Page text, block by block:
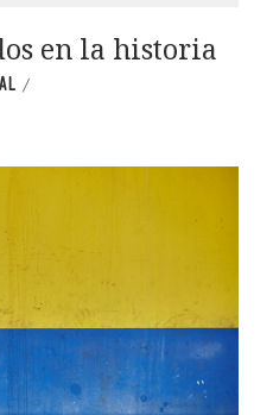
en la historia
/